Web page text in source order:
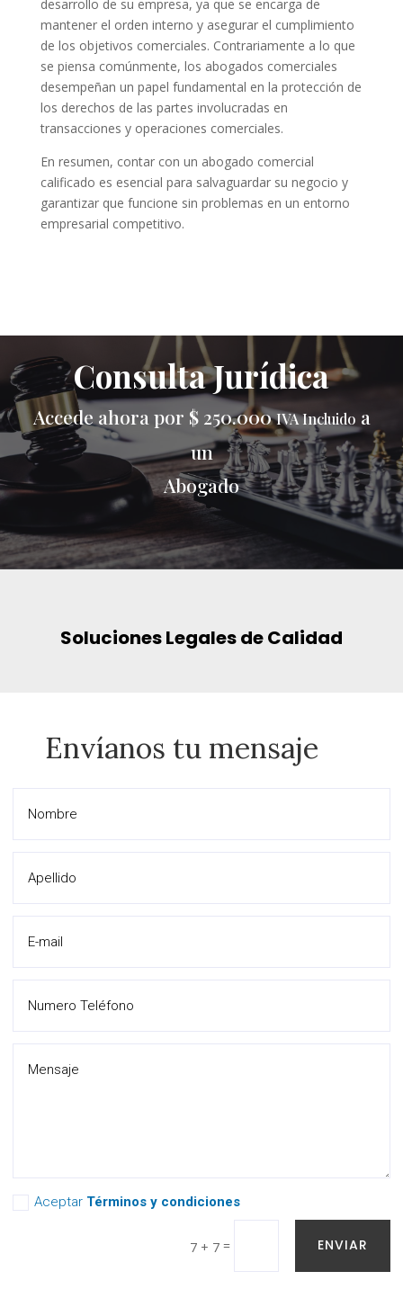
desarrollo de su empresa, ya que se encarga de
mantener el orden interno y asegurar el cumplimiento
de los objetivos comerciales. Contrariamente a lo que
se piensa comúnmente, los abogados comerciales
desempeñan un papel fundamental en la protección de
los derechos de las partes involucradas en
transacciones y operaciones comerciales.
En resumen, contar con un abogado comercial
calificado es esencial para salvaguardar su negocio y
garantizar que funcione sin problemas en un entorno
empresarial competitivo.
Consulta Jurídica
Accede ahora por $ 250.000IVA Incluido a
un
Abogado
Soluciones Legales de Calidad
Envíanos tu mensaje
Aceptar Términos y condiciones
7 + 7 = ENVIAR